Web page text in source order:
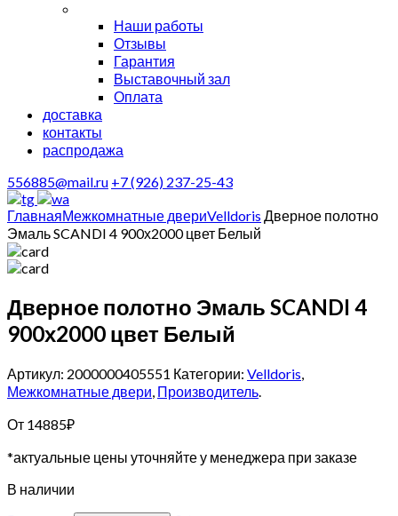
Наши работы
Отзывы
Гарантия
Выставочный зал
Оплата
доставка
контакты
распродажа
556885@mail.ru +7 (926) 237-25-43
ГлавнаяМежкомнатные двериVelldoris Дверное полотно
Эмаль SCANDI 4 900х2000 цвет Белый
Дверное полотно Эмаль SCANDI 4
900х2000 цвет Белый
Артикул: 2000000405551 Категории: Velldoris,
Межкомнатные двери, Производитель.
От 14885₽
*актуальные цены уточняйте у менеджера при заказе
В наличии